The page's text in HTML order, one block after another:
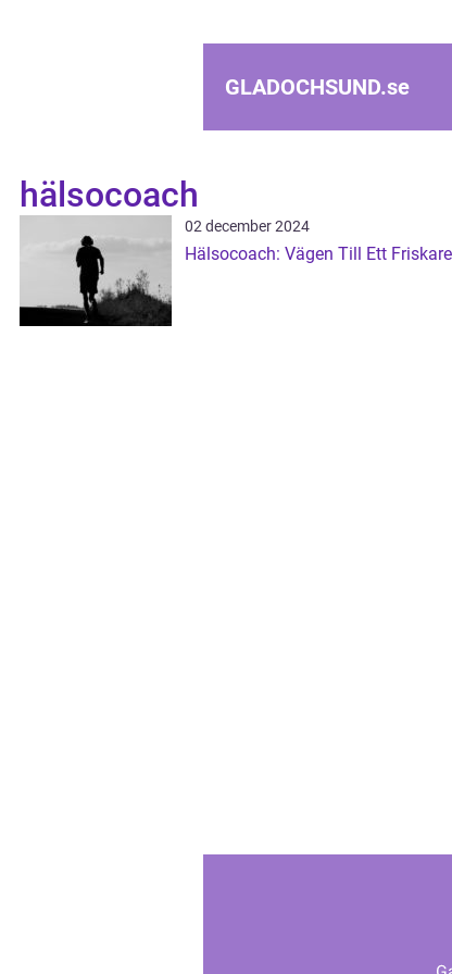
GLADOCHSUND.se
hälsocoach
02 december 2024
Hälsocoach: Vägen Till Ett